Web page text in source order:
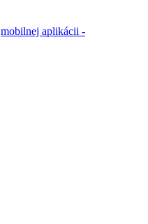
mobilnej aplikácii -